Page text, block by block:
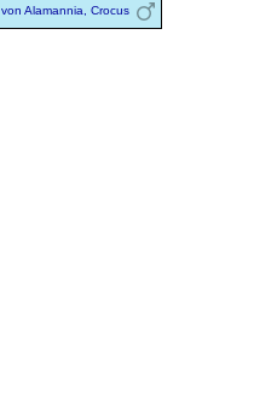
von Alamannia, Crocus